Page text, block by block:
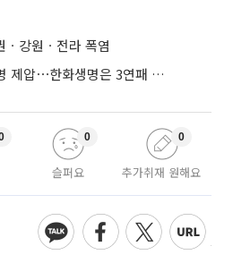
강원ㆍ전라 폭염
젠지, 풀세트 끝 한화생명 제압⋯한화생명은 3연패 수렁
슬퍼요
0
추가취재 원해요
0